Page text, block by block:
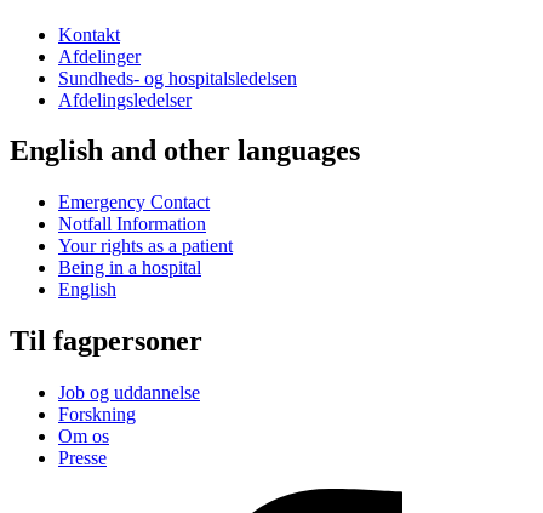
Kontakt
Afdelinger
Sundheds- og hospitalsledelsen
Afdelingsledelser
English and other languages
Emergency Contact
Notfall Information
Your rights as a patient
Being in a hospital
English
Til fagpersoner
Job og uddannelse
Forskning
Om os
Presse